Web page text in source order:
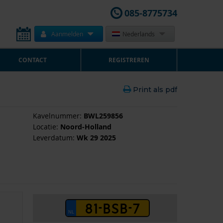
085-8775734
CONTACT REGISTREREN
Aanmelden Nederlands
Print als pdf
Kavelnummer: BWL259856
Locatie: Noord-Holland
Leverdatum: Wk 29 2025